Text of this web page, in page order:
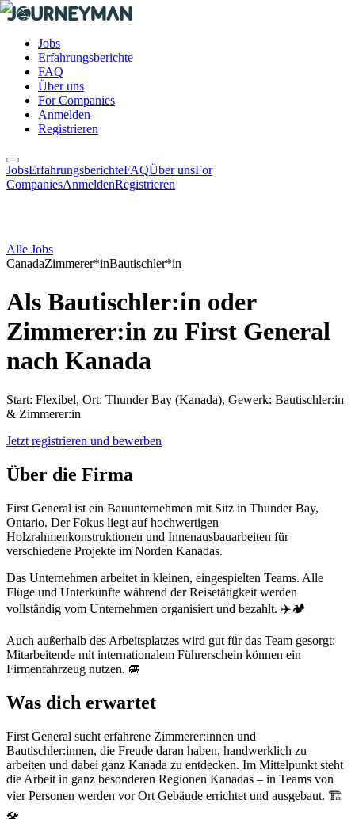
Jobs
Erfahrungsberichte
FAQ
Über uns
For Companies
Anmelden
Registrieren
JobsErfahrungsberichteFAQÜber unsFor
CompaniesAnmeldenRegistrieren
Alle Jobs
CanadaZimmerer*inBautischler*in
Als Bautischler:in oder
Zimmerer:in zu First General
nach Kanada
Start: Flexibel, Ort: Thunder Bay (Kanada), Gewerk: Bautischler:in
& Zimmerer:in
Jetzt registrieren und bewerben
Über die Firma
First General ist ein Bauunternehmen mit Sitz in Thunder Bay,
Ontario. Der Fokus liegt auf hochwertigen
Holzrahmenkonstruktionen und Innenausbauarbeiten für
verschiedene Projekte im Norden Kanadas.
Das Unternehmen arbeitet in kleinen, eingespielten Teams. Alle
Flüge und Unterkünfte während der Reisetätigkeit werden
vollständig vom Unternehmen organisiert und bezahlt. ✈️🏕️
Auch außerhalb des Arbeitsplatzes wird gut für das Team gesorgt:
Mitarbeitende mit internationalem Führerschein können ein
Firmenfahrzeug nutzen. 🚐
Was dich erwartet
First General sucht erfahrene Zimmerer:innen und
Bautischler:innen, die Freude daran haben, handwerklich zu
arbeiten und dabei ganz Kanada zu entdecken. Im Mittelpunkt steht
die Arbeit in ganz besonderen Regionen Kanadas – in Teams von
vier Personen werden vor Ort Gebäude errichtet und ausgebaut. 🏗️